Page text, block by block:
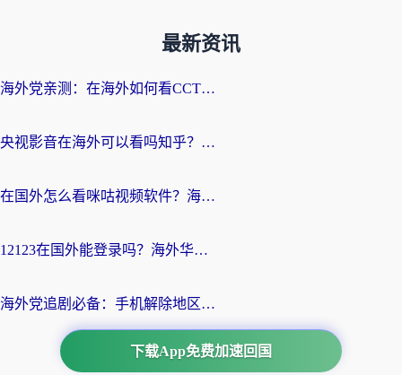
最新资讯
海外党亲测：在海外如何看CCTV？告别“仅限大陆播放”的实用指南
央视影音在海外可以看吗知乎？留学生亲测：3步解决地域限制+追剧自由
在国外怎么看咪咕视频软件？海外党亲测有效的回国加速方案
12123在国外能登录吗？海外华人必看的回国加速实用指南
海外党追剧必备：手机解除地区限制app怎么选？解决央视视频&国内剧地区限制全指南
下载App免费加速回国